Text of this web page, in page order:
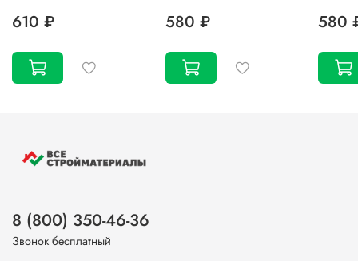
610 ₽ 580 ₽ 580
8 (800) 350-46-36
Звонок бесплатный